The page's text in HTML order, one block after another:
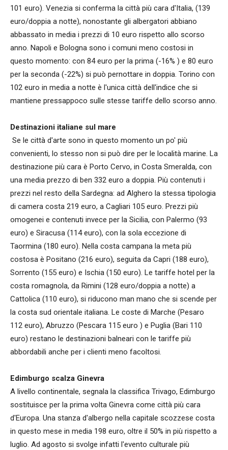
101 euro). Venezia si conferma la città più cara d'Italia, (139
euro/doppia a notte), nonostante gli albergatori abbiano
abbassato in media i prezzi di 10 euro rispetto allo scorso
anno. Napoli e Bologna sono i comuni meno costosi in
questo momento: con 84 euro per la prima (-16% ) e 80 euro
per la seconda (-22%) si può pernottare in doppia. Torino con
102 euro in media a notte è l'unica città dell'indice che si
mantiene pressappoco sulle stesse tariffe dello scorso anno.
Destinazioni italiane sul mare
Se le città d'arte sono in questo momento un po' più
convenienti, lo stesso non si può dire per le località marine. La
destinazione più cara è Porto Cervo, in Costa Smeralda, con
una media prezzo di ben 332 euro a doppia. Più contenuti i
prezzi nel resto della Sardegna: ad Alghero la stessa tipologia
di camera costa 219 euro, a Cagliari 105 euro. Prezzi più
omogenei e contenuti invece per la Sicilia, con Palermo (93
euro) e Siracusa (114 euro), con la sola eccezione di
Taormina (180 euro). Nella costa campana la meta più
costosa è Positano (216 euro), seguita da Capri (188 euro),
Sorrento (155 euro) e Ischia (150 euro). Le tariffe hotel per la
costa romagnola, da Rimini (128 euro/doppia a notte) a
Cattolica (110 euro), si riducono man mano che si scende per
la costa sud orientale italiana. Le coste di Marche (Pesaro
112 euro), Abruzzo (Pescara 115 euro ) e Puglia (Bari 110
euro) restano le destinazioni balneari con le tariffe più
abbordabili anche per i clienti meno facoltosi.
Edimburgo scalza Ginevra
A livello continentale, segnala la classifica Trivago, Edimburgo
sostituisce per la prima volta Ginevra come città più cara
d'Europa. Una stanza d'albergo nella capitale scozzese costa
in questo mese in media 198 euro, oltre il 50% in più rispetto a
luglio. Ad agosto si svolge infatti l'evento culturale più